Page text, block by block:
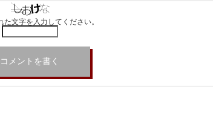
た文字を入力してください。